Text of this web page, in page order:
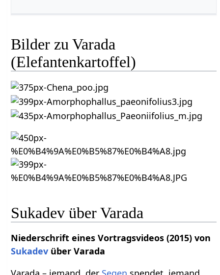
Bilder zu Varada
(Elefantenkartoffel)
Sukadev über Varada
Niederschrift eines Vortragsvideos (2015) von
Sukadev über Varada